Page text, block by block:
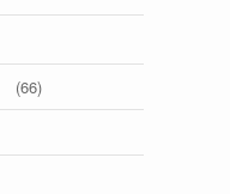
(66)